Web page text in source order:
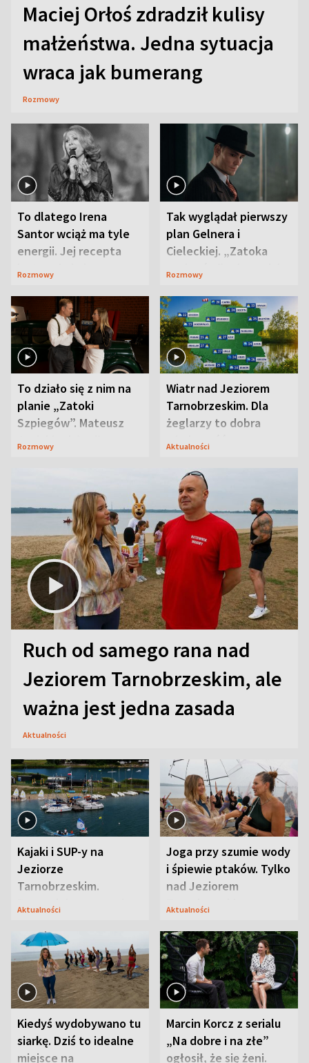
Maciej Orłoś zdradził kulisy
małżeństwa. Jedna sytuacja
wraca jak bumerang
Rozmowy
To dlatego Irena
Santor wciąż ma tyle
energii. Jej recepta
jest zaskakująco
Rozmowy
Tak wyglądał pierwszy
plan Gelnera i
Cieleckiej. „Zatoka
szpiegów” od razu ich
Rozmowy
To działo się z nim na
planie „Zatoki
Szpiegów”. Mateusz
Janicki odsłonił
Rozmowy
Wiatr nad Jeziorem
Tarnobrzeskim. Dla
żeglarzy to dobra
wiadomość
Aktualności
Ruch od samego rana nad
Jeziorem Tarnobrzeskim, ale
ważna jest jedna zasada
Aktualności
Kajaki i SUP-y na
Jeziorze
Tarnobrzeskim.
Przyrodnicy zwracają
Aktualności
Joga przy szumie wody
i śpiewie ptaków. Tylko
nad Jeziorem
Tarnobrzeskim
Aktualności
Kiedyś wydobywano tu
siarkę. Dziś to idealne
miejsce na
Marcin Korcz z serialu
„Na dobre i na złe”
ogłosił, że się żeni.